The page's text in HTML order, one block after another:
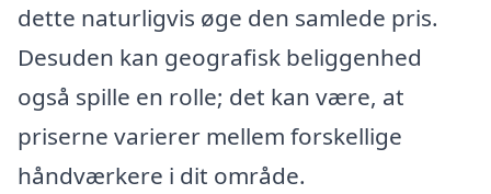
dette naturligvis øge den samlede pris.
Desuden kan geografisk beliggenhed
også spille en rolle; det kan være, at
priserne varierer mellem forskellige
håndværkere i dit område.